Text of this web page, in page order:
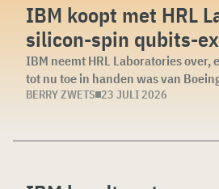
IBM koopt met HRL
silicon-spin qubits-
IBM neemt HRL Laboratories over,
tot nu toe in handen was van
BERRY ZWETS 23 JULI 2026